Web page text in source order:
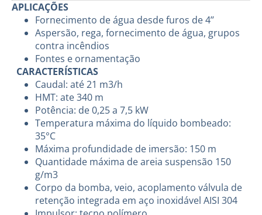
APLICAÇÕES
Fornecimento de água desde furos de 4’’
Aspersão, rega, fornecimento de água, grupos
contra incêndios
Fontes e ornamentação
CARACTERÍSTICAS
Caudal: até 21 m3/h
HMT: ate 340 m
Potência: de 0,25 a 7,5 kW
Temperatura máxima do líquido bombeado:
35°C
Máxima profundidade de imersão: 150 m
Quantidade máxima de areia suspensão 150
g/m3
Corpo da bomba, veio, acoplamento válvula de
retenção integrada em aço inoxidável AISI 304